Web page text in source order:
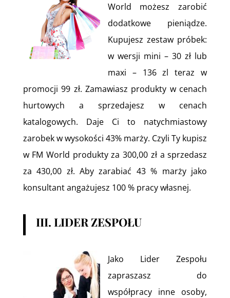
World możesz zarobić
dodatkowe pieniądze.
Kupujesz zestaw próbek:
w wersji mini – 30 zł lub
maxi – 136 zl teraz w
promocji 99 zł. Zamawiasz produkty w cenach
hurtowych a sprzedajesz w cenach
katalogowych. Daje Ci to natychmiastowy
zarobek w wysokości 43% marży. Czyli Ty kupisz
w FM World produkty za 300,00 zł a sprzedasz
za 430,00 zł. Aby zarabiać 43 % marży jako
konsultant angażujesz 100 % pracy własnej.
III. LIDER ZESPOŁU
Jako Lider Zespołu
zapraszasz do
współpracy inne osoby,